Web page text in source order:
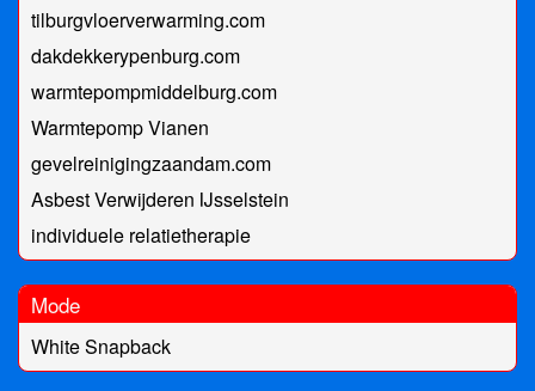
tilburgvloerverwarming.com
dakdekkerypenburg.com
warmtepompmiddelburg.com
Warmtepomp Vianen
gevelreinigingzaandam.com
Asbest Verwijderen IJsselstein
individuele relatietherapie
Mode
White Snapback